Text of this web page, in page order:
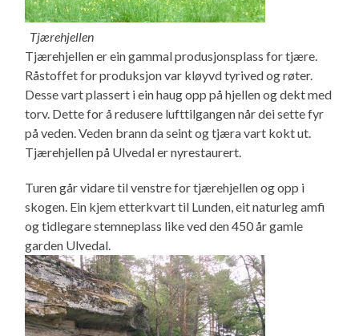
Tjærehjellen
Tjærehjellen er ein gammal produsjonsplass for tjære.
Råstoffet for produksjon var kløyvd tyrived og røter.
Desse vart plassert i ein haug opp på hjellen og dekt med
torv. Dette for å redusere lufttilgangen når dei sette fyr
på veden. Veden brann da seint og tjæra vart kokt ut.
Tjærehjellen på Ulvedal er nyrestaurert.
Turen går vidare til venstre for tjærehjellen og opp i
skogen. Ein kjem etterkvart til Lunden, eit naturleg amfi
og tidlegare stemneplass like ved den 450 år gamle
garden Ulvedal.